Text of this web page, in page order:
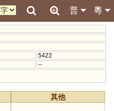
粵
普
5422
--
其他